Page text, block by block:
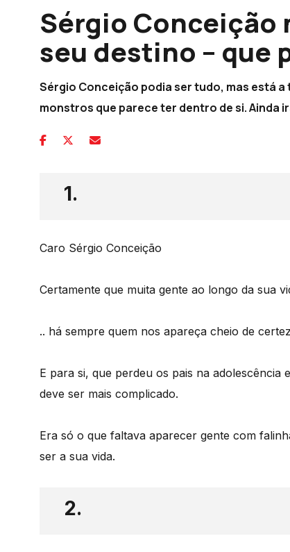
Sérgio Conceição
seu destino – que
Sérgio Conceição podia ser tudo, mas está
monstros que parece ter dentro de si. Ainda
1.
Caro Sérgio Conceição
Certamente que muita gente ao longo da sua
.. há sempre quem nos apareça cheio de
E para si, que perdeu os pais na
deve ser mais complicado.
Era só o que faltava aparecer gente com
ser a sua vida.
2.